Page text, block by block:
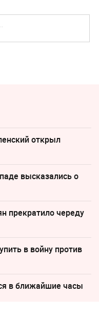
открыл
высказались о
прекратило череду
в войну против
в ближайшие часы